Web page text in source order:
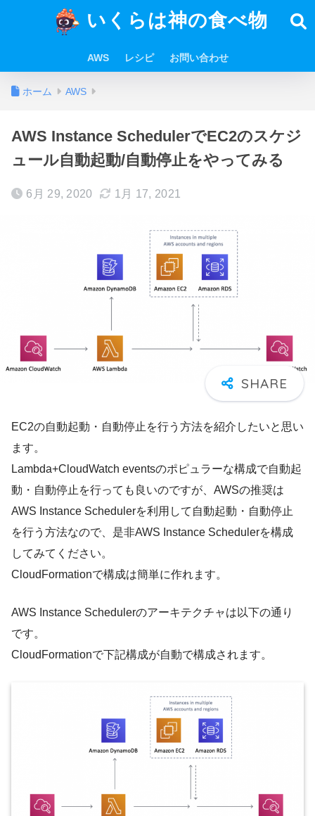
いくらは神の食べ物
AWS レシピ お問い合わせ
ホーム AWS
AWS Instance SchedulerでEC2のスケジ
ュール自動起動/自動停止をやってみる
6月 29, 2020 1月 17, 2021
EC2の自動起動・自動停止を行う方法を紹介したいと思い
ます。
Lambda+CloudWatch eventsのポピュラーな構成で自動起
動・自動停止を行っても良いのですが、AWSの推奨は
AWS Instance Schedulerを利用して自動起動・自動停止
を行う方法なので、是非AWS Instance Schedulerを構成
してみてください。
CloudFormationで構成は簡単に作れます。
AWS Instance Schedulerのアーキテクチャは以下の通り
です。
CloudFormationで下記構成が自動で構成されます。